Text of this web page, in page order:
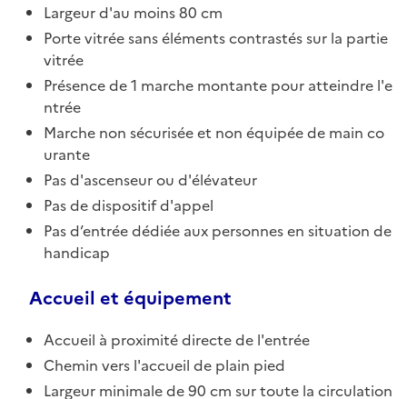
Largeur d'au moins 80 cm
Porte vitrée sans éléments contrastés sur la partie
vitrée
Présence de 1 marche montante pour atteindre l'e
ntrée
Marche non sécurisée et non équipée de main co
urante
Pas d'ascenseur ou d'élévateur
Pas de dispositif d'appel
Pas d’entrée dédiée aux personnes en situation de
handicap
Accueil et équipement
Accueil à proximité directe de l'entrée
Chemin vers l'accueil de plain pied
Largeur minimale de 90 cm sur toute la circulation